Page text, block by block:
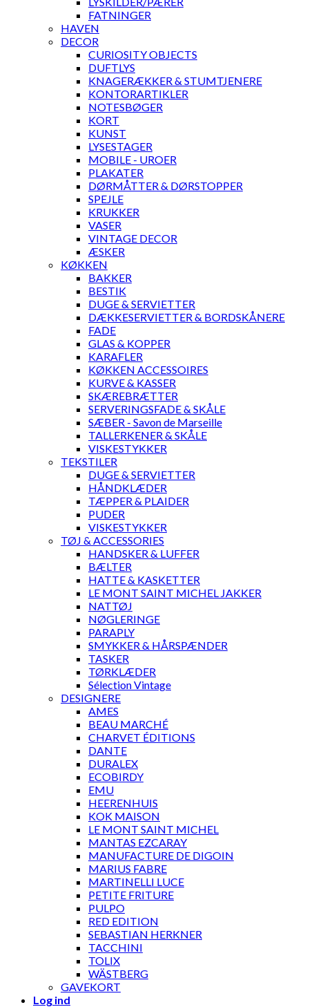
FATNINGER
HAVEN
DECOR
CURIOSITY OBJECTS
DUFTLYS
KNAGERÆKKER & STUMTJENERE
KONTORARTIKLER
NOTESBØGER
KORT
KUNST
LYSESTAGER
MOBILE - UROER
PLAKATER
DØRMÅTTER & DØRSTOPPER
SPEJLE
KRUKKER
VASER
VINTAGE DECOR
ÆSKER
KØKKEN
BAKKER
BESTIK
DUGE & SERVIETTER
DÆKKESERVIETTER & BORDSKÅNERE
FADE
GLAS & KOPPER
KARAFLER
KØKKEN ACCESSOIRES
KURVE & KASSER
SKÆREBRÆTTER
SERVERINGSFADE & SKÅLE
SÆBER - Savon de Marseille
TALLERKENER & SKÅLE
VISKESTYKKER
TEKSTILER
DUGE & SERVIETTER
HÅNDKLÆDER
TÆPPER & PLAIDER
PUDER
VISKESTYKKER
TØJ & ACCESSORIES
HANDSKER & LUFFER
BÆLTER
HATTE & KASKETTER
LE MONT SAINT MICHEL JAKKER
NATTØJ
NØGLERINGE
PARAPLY
SMYKKER & HÅRSPÆNDER
TASKER
TØRKLÆDER
Sélection Vintage
DESIGNERE
AMES
BEAU MARCHÉ
CHARVET ÉDITIONS
DANTE
DURALEX
ECOBIRDY
EMU
HEERENHUIS
KOK MAISON
LE MONT SAINT MICHEL
MANTAS EZCARAY
MANUFACTURE DE DIGOIN
MARIUS FABRE
MARTINELLI LUCE
PETITE FRITURE
PULPO
RED EDITION
SEBASTIAN HERKNER
TACCHINI
TOLIX
WÄSTBERG
GAVEKORT
Log ind